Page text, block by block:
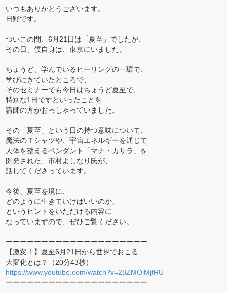
いつもありがとうございます。
日野です。
ついこの間、6月21日は「夏至」でしたが、
その日、僕自身は、東京にいました。
ちょうど、学んでいるヒーリングの一環で、
学びにきていたところで、
そのセミナーでも今日はちょうど夏至で、
特別な1日ですといったことを
講師の方がおっしゃっていました。
その「夏至」という日の持つ意味について、
魔法のＴシャツや、宇宙エネルギーを通じて
人体を整えるペンダント「マナ・カサラ」を
開発された、市村よしなり氏が、
話してくださっています。
今後、夏至を境に、
どのように生きていけばいいのか、
というヒントをいただける内容に
なっていますので、ぜひご覧ください。
ーーーーーーーーーーーーーーーーーーーー
【激変！】夏至6月21日から世界でおこる
大変化とは？（20分43秒）
https://www.youtube.com/watch?v=28ZMOiMjfRU
ーーーーーーーーーーーーーーーーーーーー